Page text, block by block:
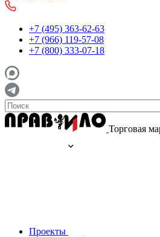
+7 (495) 363-62-63
+7 (966) 119-57-08
+7 (800) 333-07-18
Торговая
Проекты